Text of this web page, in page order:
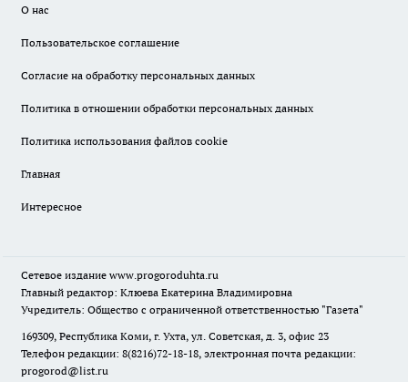
О нас
Пользовательское соглашение
Согласие на обработку персональных данных
Политика в отношении обработки персональных данных
Политика использования файлов cookie
Главная
Интересное
Сетевое издание www.progoroduhta.ru
Главный редактор: Клюева Екатерина Владимировна
Учредитель: Общество с ограниченной ответственностью "Газета"
169309, Республика Коми, г. Ухта, ул. Советская, д. 3, офис 23
Телефон редакции: 8(8216)72-18-18, электронная почта редакции:
progorod@list.ru